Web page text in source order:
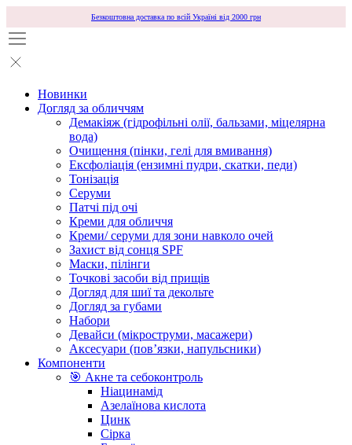
Безкоштовна доставка по всій Україні від 2000 грн
Новинки
Догляд за обличчям
Демакіяж (гідрофільні олії, бальзами, міцелярна
вода)
Очищення (пінки, гелі для вмивання)
Ексфоліація (ензимні пудри, скатки, педи)
Тонізація
Серуми
Патчі під очі
Креми для обличчя
Креми/ серуми для зони навколо очей
Захист від сонця SPF
Маски, пілінги
Точкові засоби від прищів
Догляд для шиї та декольте
Догляд за губами
Набори
Девайси (мікроструми, масажери)
Аксесуари (повʼязки, напульсники)
Компоненти
🎯 Акне та себоконтроль
Ніацинамід
Азелаїнова кислота
Цинк
Сірка